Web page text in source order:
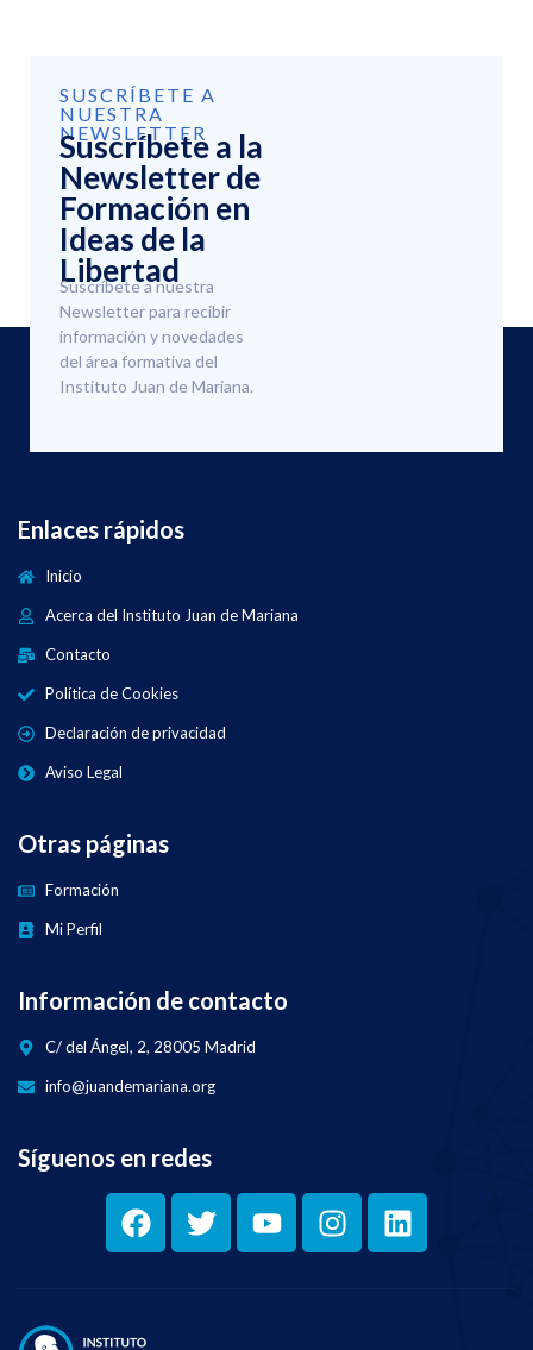
SUSCRÍBETE A
NUESTRA
NEWSLETTER
Suscríbete a la
Newsletter de
Formación en
Ideas de la
Libertad
Suscríbete a nuestra
Newsletter para recibir
información y novedades
del área formativa del
Instituto Juan de Mariana.
Enlaces rápidos
Inicio
Acerca del Instituto Juan de Mariana
Contacto
Política de Cookies
Declaración de privacidad
Aviso Legal
Otras páginas
Formación
Mi Perfil
Información de contacto
C/ del Ángel, 2, 28005 Madrid
info@juandemariana.org
Síguenos en redes